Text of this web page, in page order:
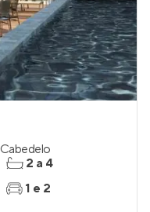
Cabedelo
2 a 4
1 e 2